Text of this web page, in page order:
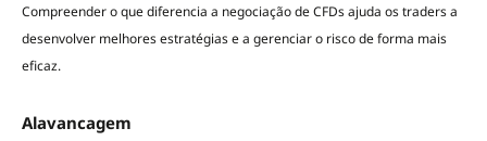
Compreender o que diferencia a negociação de CFDs ajuda os traders a
desenvolver melhores estratégias e a gerenciar o risco de forma mais
eficaz.
Alavancagem